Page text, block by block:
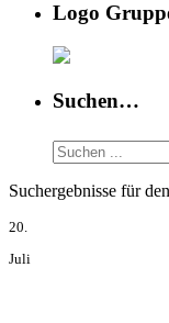
Logo
Suchen…
Suchergebnisse für
20.
Juli